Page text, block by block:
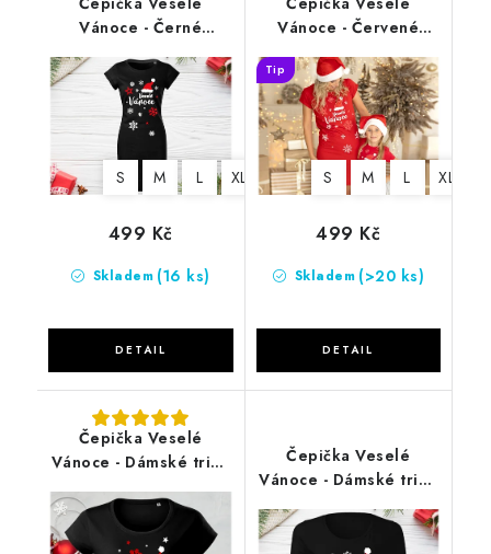
Vánoce - Černé
tričkové šaty
S M L XL 2XL
Skladem (16 ks)
499 Kč
Vánoce - Červené
tričkové šaty
Tip
S M L XL
Skladem (>20 ks)
499 Kč
Čepička Veselé
Vánoce - Dámské triko
černé
Čepička Veselé
Vánoce - Dámské triko
černé-DLOUHÝ RUKÁV